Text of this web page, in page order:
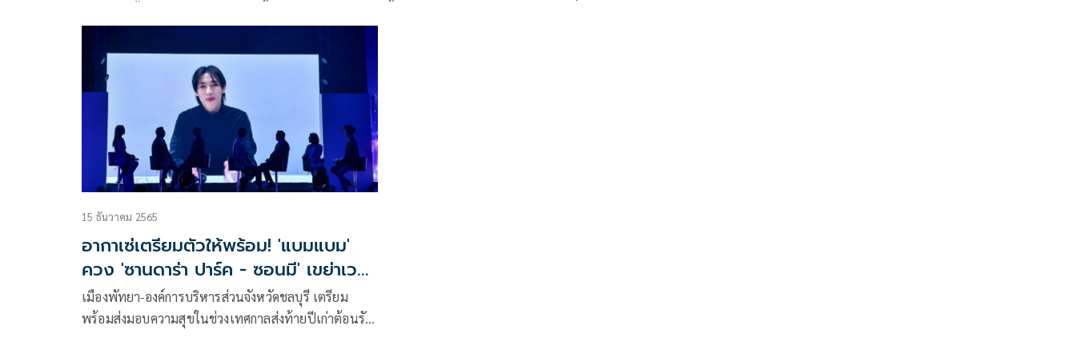
มุมมองด้านจริยธรรมและเกณฑ์การวัดผลจาก
ประสิทธิภาพการทำงานบนโซเชียลมีเดียของแบรนด์ ที่
จัดขึ้น ณ True Icon Hall ไอคอนสยาม เมื่อวันศุกร์ ที่ 1
มีนาคม 2567
15 ธันวาคม 2565
อากาเซ่เตรียมตัวให้พร้อม! 'แบมแบม'
ควง 'ซานดาร่า ปาร์ค - ซอนมี' เขย่าเวที
ปีใหม่
เมืองพัทยา-องค์การบริหารส่วนจังหวัดชลบุรี เตรียม
พร้อมส่งมอบความสุขในช่วงเทศกาลส่งท้ายปีเก่าต้อนรับ